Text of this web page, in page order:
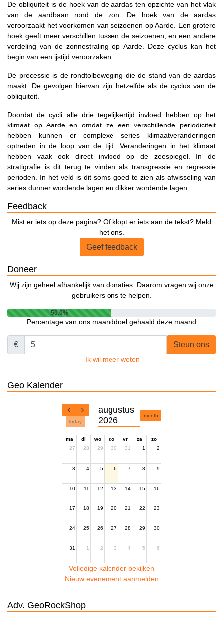
De obliquiteit is de hoek van de aardas ten opzichte van het vlak
van de aardbaan rond de zon. De hoek van de aardas
veroorzaakt het voorkomen van seizoenen op Aarde. Een grotere
hoek geeft meer verschillen tussen de seizoenen, en een andere
verdeling van de zonnestraling op Aarde. Deze cyclus kan het
begin van een ijstijd veroorzaken.
De precessie is de rondtolbeweging die de stand van de aardas
maakt. De gevolgen hiervan zijn hetzelfde als de cyclus van de
obliquiteit.
Doordat de cycli alle drie tegelijkertijd invloed hebben op het
klimaat op Aarde en omdat ze een verschillende periodiciteit
hebben kunnen er complexe series klimaatveranderingen
optreden in de loop van de tijd. Veranderingen in het klimaat
hebben vaak ook direct invloed op de zeespiegel. In de
stratigrafie is dit terug te vinden als transgressie en regressie
perioden. In het veld is dit soms goed te zien als afwisseling van
series dunner wordende lagen en dikker wordende lagen.
Feedback
Mist er iets op deze pagina? Of klopt er iets aan de tekst? Meld
het ons.
Geef feedback
Doneer
Wij zijn geheel afhankelijk van donaties. Daarom vragen wij onze
gebruikers ons te helpen.
50.0%
Percentage van ons maanddoel gehaald deze maand
€ Steun ons
Ik wil meer weten
Geo Kalender
today
augustus
2026
month
ma di wo do vr za
zo
27
28 29 30 31 1 2
3 4 5 6 7 8 9
10 11 12 13 14 15 16
17 18 19 20 21 22 23
24 25 26 27 28 29 30
31 1 2 3 4 5 6
Volledige kalender bekijken
Nieuw evenement aanmelden
Adv. GeoRockShop